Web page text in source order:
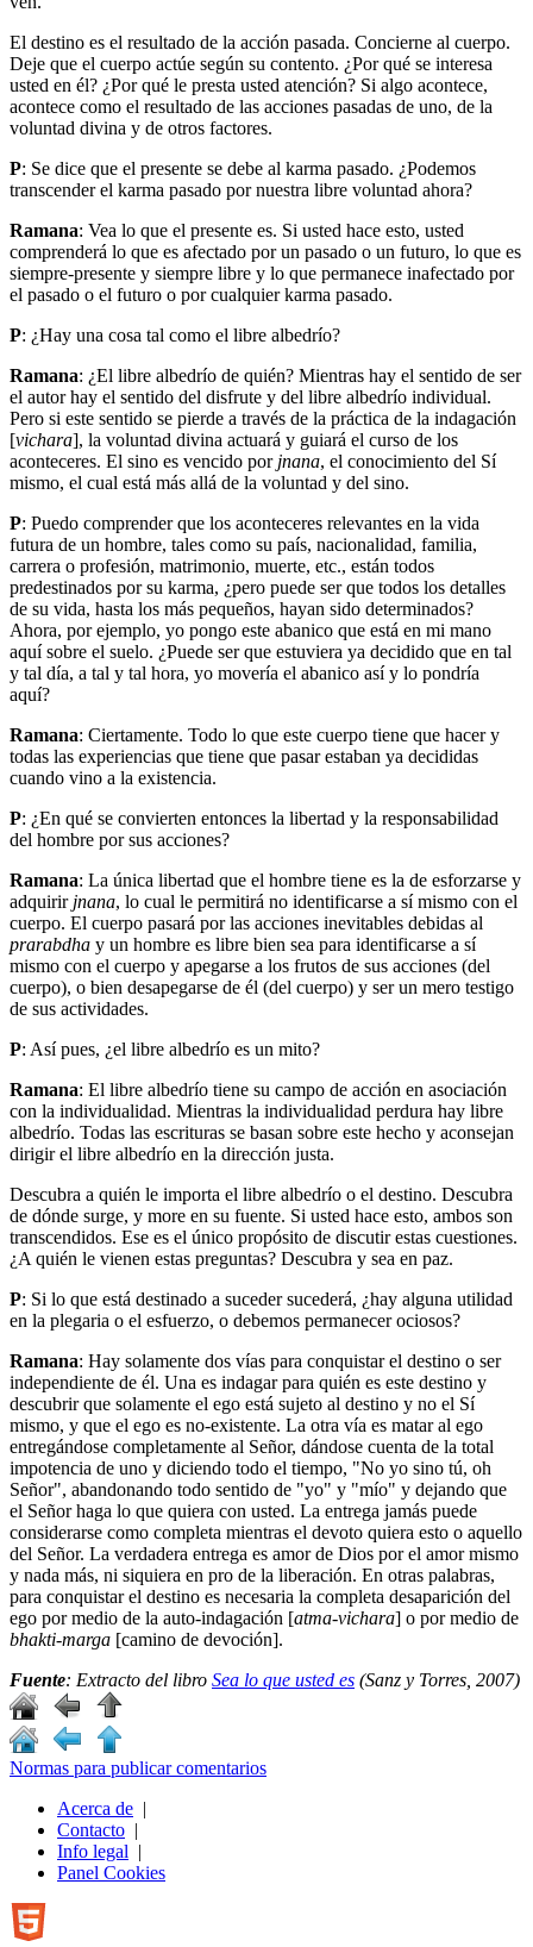
El destino es el resultado de la acción pasada. Concierne al cuerpo.
Deje que el cuerpo actúe según su contento. ¿Por qué se interesa
usted en él? ¿Por qué le presta usted atención? Si algo acontece,
acontece como el resultado de las acciones pasadas de uno, de la
voluntad divina y de otros factores.
P: Se dice que el presente se debe al karma pasado. ¿Podemos
transcender el karma pasado por nuestra libre voluntad ahora?
Ramana: Vea lo que el presente es. Si usted hace esto, usted
comprenderá lo que es afectado por un pasado o un futuro, lo que es
siempre-presente y siempre libre y lo que permanece inafectado por
el pasado o el futuro o por cualquier karma pasado.
P: ¿Hay una cosa tal como el libre albedrío?
Ramana: ¿El libre albedrío de quién? Mientras hay el sentido de ser
el autor hay el sentido del disfrute y del libre albedrío individual.
Pero si este sentido se pierde a través de la práctica de la indagación
[vichara], la voluntad divina actuará y guiará el curso de los
aconteceres. El sino es vencido por jnana, el conocimiento del Sí
mismo, el cual está más allá de la voluntad y del sino.
P: Puedo comprender que los aconteceres relevantes en la vida
futura de un hombre, tales como su país, nacionalidad, familia,
carrera o profesión, matrimonio, muerte, etc., están todos
predestinados por su karma, ¿pero puede ser que todos los detalles
de su vida, hasta los más pequeños, hayan sido determinados?
Ahora, por ejemplo, yo pongo este abanico que está en mi mano
aquí sobre el suelo. ¿Puede ser que estuviera ya decidido que en tal
y tal día, a tal y tal hora, yo movería el abanico así y lo pondría
aquí?
Ramana: Ciertamente. Todo lo que este cuerpo tiene que hacer y
todas las experiencias que tiene que pasar estaban ya decididas
cuando vino a la existencia.
P: ¿En qué se convierten entonces la libertad y la responsabilidad
del hombre por sus acciones?
Ramana: La única libertad que el hombre tiene es la de esforzarse y
adquirir jnana, lo cual le permitirá no identificarse a sí mismo con el
cuerpo. El cuerpo pasará por las acciones inevitables debidas al
prarabdha y un hombre es libre bien sea para identificarse a sí
mismo con el cuerpo y apegarse a los frutos de sus acciones (del
cuerpo), o bien desapegarse de él (del cuerpo) y ser un mero testigo
de sus actividades.
P: Así pues, ¿el libre albedrío es un mito?
Ramana: El libre albedrío tiene su campo de acción en asociación
con la individualidad. Mientras la individualidad perdura hay libre
albedrío. Todas las escrituras se basan sobre este hecho y aconsejan
dirigir el libre albedrío en la dirección justa.
Descubra a quién le importa el libre albedrío o el destino. Descubra
de dónde surge, y more en su fuente. Si usted hace esto, ambos son
transcendidos. Ese es el único propósito de discutir estas cuestiones.
¿A quién le vienen estas preguntas? Descubra y sea en paz.
P: Si lo que está destinado a suceder sucederá, ¿hay alguna utilidad
en la plegaria o el esfuerzo, o debemos permanecer ociosos?
Ramana: Hay solamente dos vías para conquistar el destino o ser
independiente de él. Una es indagar para quién es este destino y
descubrir que solamente el ego está sujeto al destino y no el Sí
mismo, y que el ego es no-existente. La otra vía es matar al ego
entregándose completamente al Señor, dándose cuenta de la total
impotencia de uno y diciendo todo el tiempo, "No yo sino tú, oh
Señor", abandonando todo sentido de "yo" y "mío" y dejando que
el Señor haga lo que quiera con usted. La entrega jamás puede
considerarse como completa mientras el devoto quiera esto o aquello
del Señor. La verdadera entrega es amor de Dios por el amor mismo
y nada más, ni siquiera en pro de la liberación. En otras palabras,
para conquistar el destino es necesaria la completa desaparición del
ego por medio de la auto-indagación [atma-vichara] o por medio de
bhakti-marga [camino de devoción].
Fuente: Extracto del libro Sea lo que usted es (Sanz y Torres, 2007)
Normas para publicar comentarios
Acerca de |
Contacto |
Info legal |
Panel Cookies